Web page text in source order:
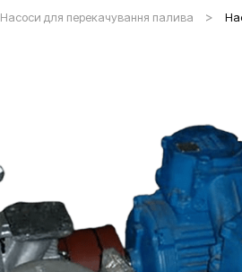
Насоси для перекачування палива